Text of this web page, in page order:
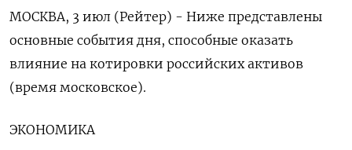
МОСКВА, 3 июл (Рейтер) - Ниже представлены
основные события дня, способные оказать
влияние на котировки российских активов
(время московское).
ЭКОНОМИКА